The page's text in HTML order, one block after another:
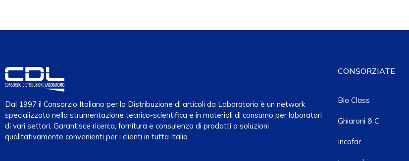
Dal 1997 il Consorzio Italiano per la Distribuzione di articoli da Laboratorio è un network
specializzato nella strumentazione tecnico-scientifica e in materiali di consumo per laboratori
di vari settori. Garantisce ricerca, fornitura e consulenza di prodotti o soluzioni
qualitativamente convenienti per i clienti in tutta Italia.
CONSORZIATE
Bio Class
Ghiaroni & C
Incofar